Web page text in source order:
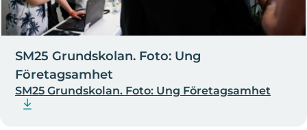
SM25 Grundskolan. Foto: Ung
Företagsamhet
SM25 Grundskolan. Foto: Ung Företagsamhet